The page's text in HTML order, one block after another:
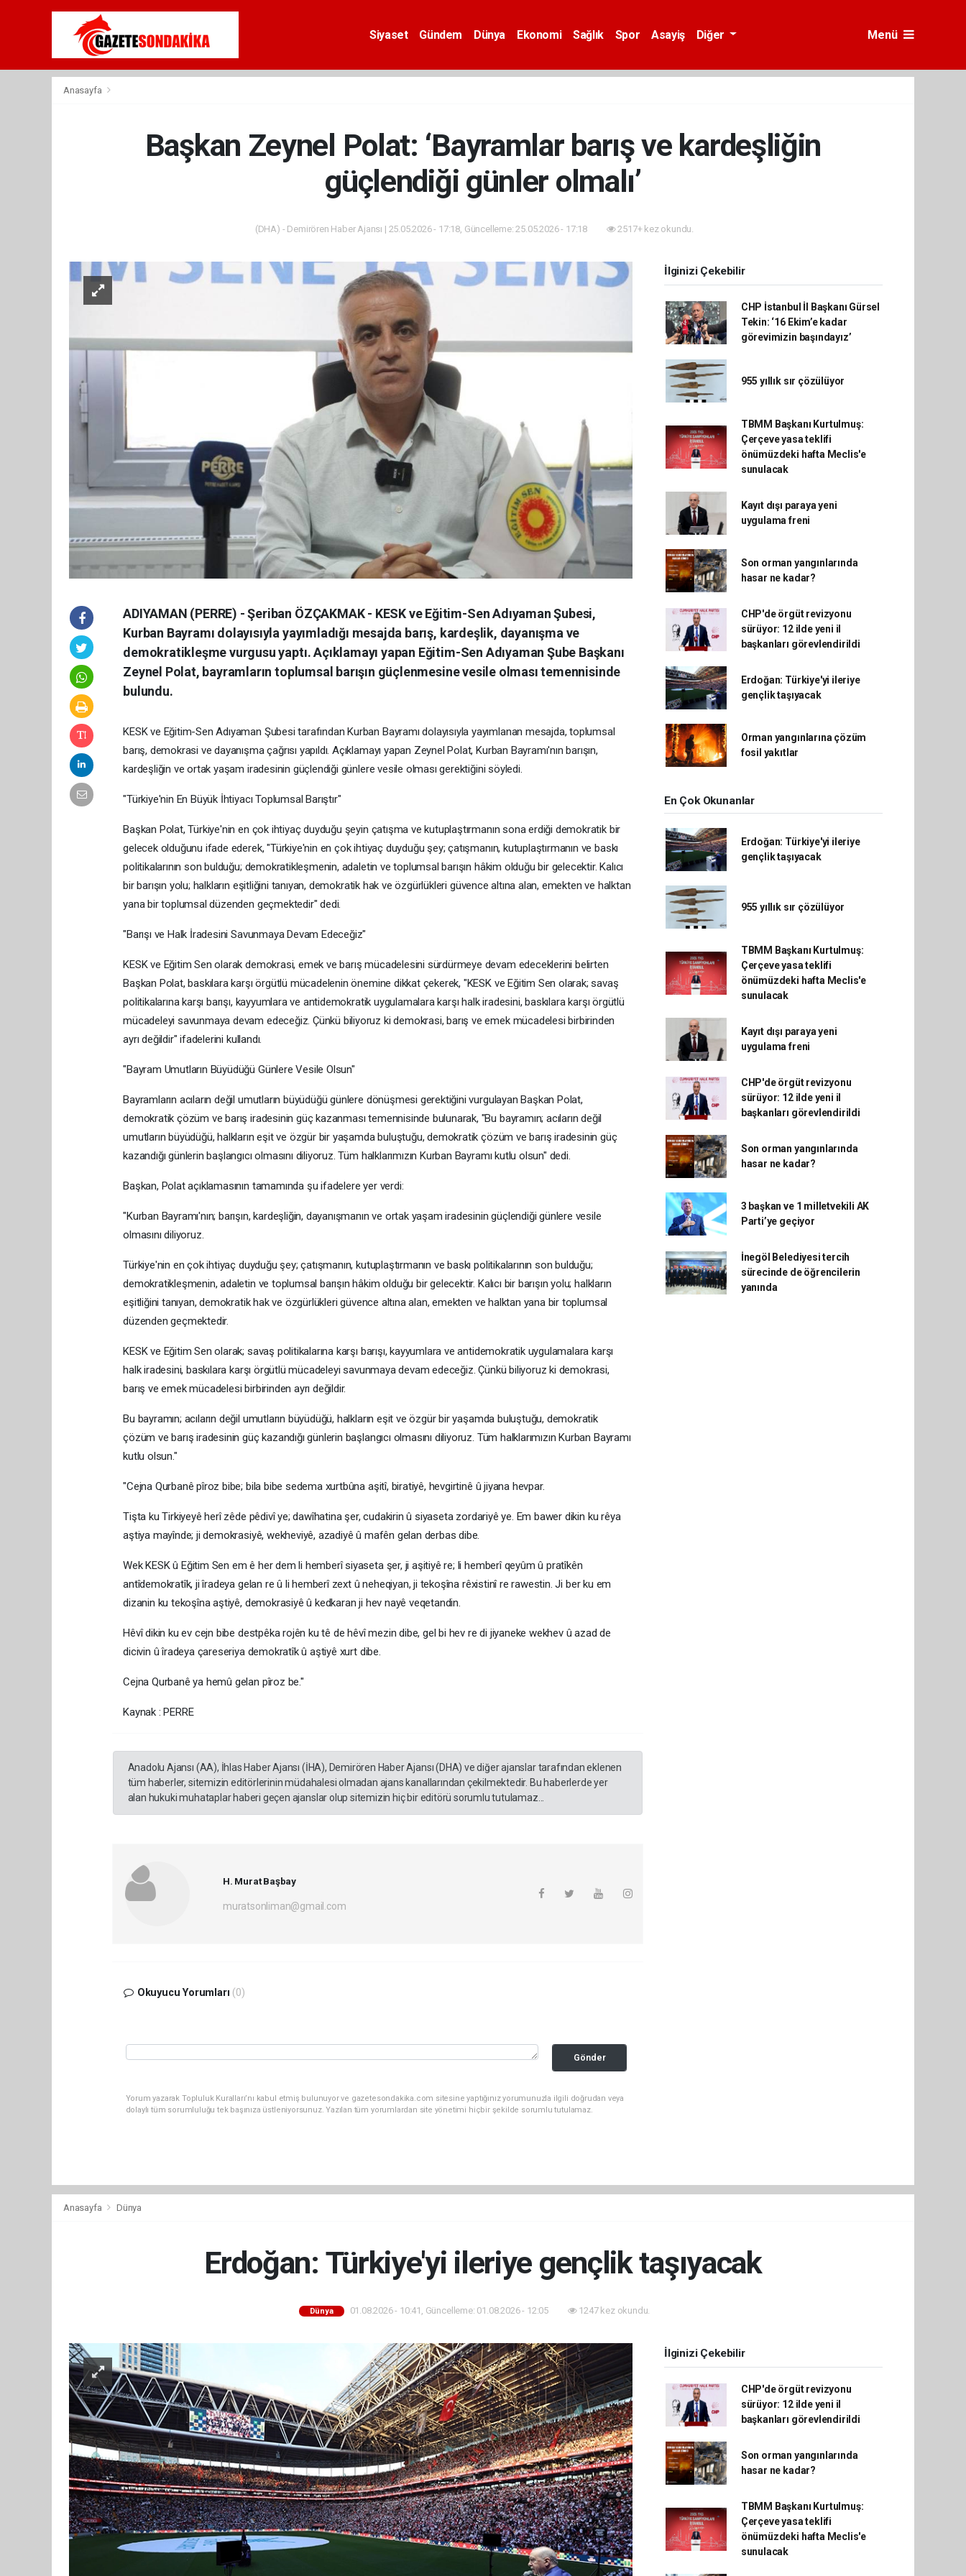
Siyaset Gündem Dünya Ekonomi Sağlık Spor Asayiş Diğer Menü
Anasayfa
Başkan Zeynel Polat: ‘Bayramlar barış ve kardeşliğin
güçlendiği günler olmalı’
(DHA) - Demirören Haber Ajansı | 25.05.2026 - 17:18, Güncelleme: 25.05.2026 - 17:18 2517+ kez okundu.
ADIYAMAN (PERRE) - Şeriban ÖZÇAKMAK - KESK ve Eğitim-Sen Adıyaman Şubesi,
Kurban Bayramı dolayısıyla yayımladığı mesajda barış, kardeşlik, dayanışma ve
demokratikleşme vurgusu yaptı. Açıklamayı yapan Eğitim-Sen Adıyaman Şube Başkanı
Zeynel Polat, bayramların toplumsal barışın güçlenmesine vesile olması temennisinde
bulundu.
KESK ve Eğitim-Sen Adıyaman Şubesi tarafından Kurban Bayramı dolayısıyla yayımlanan mesajda, toplumsal
barış, demokrasi ve dayanışma çağrısı yapıldı. Açıklamayı yapan Zeynel Polat, Kurban Bayramı'nın barışın,
kardeşliğin ve ortak yaşam iradesinin güçlendiği günlere vesile olması gerektiğini söyledi.
"Türkiye'nin En Büyük İhtiyacı Toplumsal Barıştır"
Başkan Polat, Türkiye'nin en çok ihtiyaç duyduğu şeyin çatışma ve kutuplaştırmanın sona erdiği demokratik bir
gelecek olduğunu ifade ederek, "Türkiye'nin en çok ihtiyaç duyduğu şey; çatışmanın, kutuplaştırmanın ve baskı
politikalarının son bulduğu; demokratikleşmenin, adaletin ve toplumsal barışın hâkim olduğu bir gelecektir. Kalıcı
bir barışın yolu; halkların eşitliğini tanıyan, demokratik hak ve özgürlükleri güvence altına alan, emekten ve halktan
yana bir toplumsal düzenden geçmektedir" dedi.
"Barışı ve Halk İradesini Savunmaya Devam Edeceğiz"
KESK ve Eğitim Sen olarak demokrasi, emek ve barış mücadelesini sürdürmeye devam edeceklerini belirten
Başkan Polat, baskılara karşı örgütlü mücadelenin önemine dikkat çekerek, "KESK ve Eğitim Sen olarak; savaş
politikalarına karşı barışı, kayyumlara ve antidemokratik uygulamalara karşı halk iradesini, baskılara karşı örgütlü
mücadeleyi savunmaya devam edeceğiz. Çünkü biliyoruz ki demokrasi, barış ve emek mücadelesi birbirinden
ayrı değildir" ifadelerini kullandı.
"Bayram Umutların Büyüdüğü Günlere Vesile Olsun"
Bayramların acıların değil umutların büyüdüğü günlere dönüşmesi gerektiğini vurgulayan Başkan Polat,
demokratik çözüm ve barış iradesinin güç kazanması temennisinde bulunarak, "Bu bayramın; acıların değil
umutların büyüdüğü, halkların eşit ve özgür bir yaşamda buluştuğu, demokratik çözüm ve barış iradesinin güç
kazandığı günlerin başlangıcı olmasını diliyoruz. Tüm halklarımızın Kurban Bayramı kutlu olsun" dedi.
Başkan, Polat açıklamasının tamamında şu ifadelere yer verdi:
"Kurban Bayramı'nın; barışın, kardeşliğin, dayanışmanın ve ortak yaşam iradesinin güçlendiği günlere vesile
olmasını diliyoruz.
Türkiye'nin en çok ihtiyaç duyduğu şey; çatışmanın, kutuplaştırmanın ve baskı politikalarının son bulduğu;
demokratikleşmenin, adaletin ve toplumsal barışın hâkim olduğu bir gelecektir. Kalıcı bir barışın yolu; halkların
eşitliğini tanıyan, demokratik hak ve özgürlükleri güvence altına alan, emekten ve halktan yana bir toplumsal
düzenden geçmektedir.
KESK ve Eğitim Sen olarak; savaş politikalarına karşı barışı, kayyumlara ve antidemokratik uygulamalara karşı
halk iradesini, baskılara karşı örgütlü mücadeleyi savunmaya devam edeceğiz. Çünkü biliyoruz ki demokrasi,
barış ve emek mücadelesi birbirinden ayrı değildir.
Bu bayramın; acıların değil umutların büyüdüğü, halkların eşit ve özgür bir yaşamda buluştuğu, demokratik
çözüm ve barış iradesinin güç kazandığı günlerin başlangıcı olmasını diliyoruz. Tüm halklarımızın Kurban Bayramı
kutlu olsun."
"Cejna Qurbanê pîroz bibe; bila bibe sedema xurtbûna aşitî, biratiyê, hevgirtinê û jiyana hevpar.
Tişta ku Tirkiyeyê herî zêde pêdivî ye; dawîhatina şer, cudakirin û siyaseta zordariyê ye. Em bawer dikin ku rêya
aştiya mayînde; ji demokrasiyê, wekheviyê, azadiyê û mafên gelan derbas dibe.
Wek KESK û Eğitim Sen em ê her dem li hemberî siyaseta şer, ji aşitiyê re; li hemberî qeyûm û pratîkên
antîdemokratîk, ji îradeya gelan re û li hemberî zext û neheqiyan, ji tekoşîna rêxistinî re rawestin. Ji ber ku em
dizanin ku tekoşîna aştiyê, demokrasiyê û kedkaran ji hev nayê veqetandin.
Hêvî dikin ku ev cejn bibe destpêka rojên ku tê de hêvî mezin dibe, gel bi hev re di jiyaneke wekhev û azad de
dicivin û îradeya çareseriya demokratîk û aştiyê xurt dibe.
Cejna Qurbanê ya hemû gelan pîroz be."
Kaynak : PERRE
Anadolu Ajansı (AA), İhlas Haber Ajansı (İHA), Demirören Haber Ajansı (DHA) ve diğer ajanslar tarafından eklenen
tüm haberler, sitemizin editörlerinin müdahalesi olmadan ajans kanallarından çekilmektedir. Bu haberlerde yer
alan hukuki muhataplar haberi geçen ajanslar olup sitemizin hiç bir editörü sorumlu tutulamaz...
H. Murat Başbay
muratsonliman@gmail.com
Okuyucu Yorumları (0)
Gönder
Yorum yazarak Topluluk Kuralları’nı kabul etmiş bulunuyor ve gazetesondakika.com sitesine yaptığınız yorumunuzla ilgili doğrudan veya
dolaylı tüm sorumluluğu tek başınıza üstleniyorsunuz. Yazılan tüm yorumlardan site yönetimi hiçbir şekilde sorumlu tutulamaz.
İlginizi Çekebilir
CHP İstanbul İl Başkanı Gürsel
Tekin: ‘16 Ekim’e kadar
görevimizin başındayız’
955 yıllık sır çözülüyor
TBMM Başkanı Kurtulmuş:
Çerçeve yasa teklifi
önümüzdeki hafta Meclis'e
sunulacak
Kayıt dışı paraya yeni
uygulama freni
Son orman yangınlarında
hasar ne kadar?
CHP'de örgüt revizyonu
sürüyor: 12 ilde yeni il
başkanları görevlendirildi
Erdoğan: Türkiye'yi ileriye
gençlik taşıyacak
Orman yangınlarına çözüm
fosil yakıtlar
En Çok Okunanlar
Erdoğan: Türkiye'yi ileriye
gençlik taşıyacak
955 yıllık sır çözülüyor
TBMM Başkanı Kurtulmuş:
Çerçeve yasa teklifi
önümüzdeki hafta Meclis'e
sunulacak
Kayıt dışı paraya yeni
uygulama freni
CHP'de örgüt revizyonu
sürüyor: 12 ilde yeni il
başkanları görevlendirildi
Son orman yangınlarında
hasar ne kadar?
3 başkan ve 1 milletvekili AK
Parti’ye geçiyor
İnegöl Belediyesi tercih
sürecinde de öğrencilerin
yanında
Anasayfa Dünya
Erdoğan: Türkiye'yi ileriye gençlik taşıyacak
Dünya 01.08.2026 - 10:41, Güncelleme: 01.08.2026 - 12:05 1247 kez okundu.
İlginizi Çekebilir
CHP'de örgüt revizyonu
sürüyor: 12 ilde yeni il
başkanları görevlendirildi
Son orman yangınlarında
hasar ne kadar?
TBMM Başkanı Kurtulmuş:
Çerçeve yasa teklifi
önümüzdeki hafta Meclis'e
sunulacak